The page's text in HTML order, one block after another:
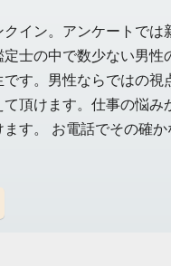
イン。アンケートでは
士の中で数少ない男性
す。男性ならではの視
頂けます。仕事の悩み
す。 お電話でその確か